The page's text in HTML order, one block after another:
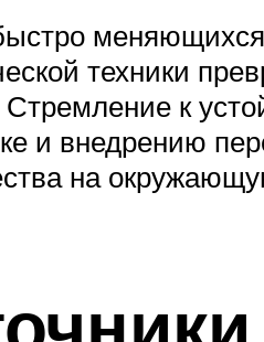
меняющихся
техники
к
и внедрению
на